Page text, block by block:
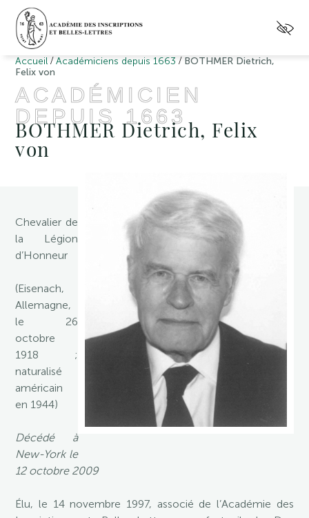
Accueil /Académiciens depuis 1663 / BOTHMER Dietrich,
Felix von
ACADÉMICIEN
DEPUIS 1663
BOTHMER Dietrich, Felix
von
Chevalier de
la Légion
d’Honneur
(Eisenach,
Allemagne,
le 26
octobre
1918 ;
naturalisé
américain
en 1944)
Décédé à
New-York le
12 octobre 2009
Élu, le 14 novembre 1997, associé de l’Académie des